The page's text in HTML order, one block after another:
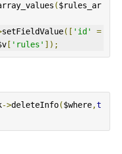
($rules_ar
setFieldValue([ 'id'
=
[ 'rules' ]);
->deleteInfo($where,t